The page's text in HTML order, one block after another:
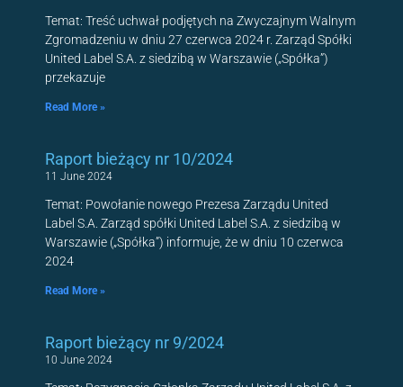
Temat: Treść uchwał podjętych na Zwyczajnym Walnym
Zgromadzeniu w dniu 27 czerwca 2024 r. Zarząd Spółki
United Label S.A. z siedzibą w Warszawie („Spółka”)
przekazuje
Read More »
Raport bieżący nr 10/2024
11 June 2024
Temat: Powołanie nowego Prezesa Zarządu United
Label S.A. Zarząd spółki United Label S.A. z siedzibą w
Warszawie („Spółka”) informuje, że w dniu 10 czerwca
2024
Read More »
Raport bieżący nr 9/2024
10 June 2024